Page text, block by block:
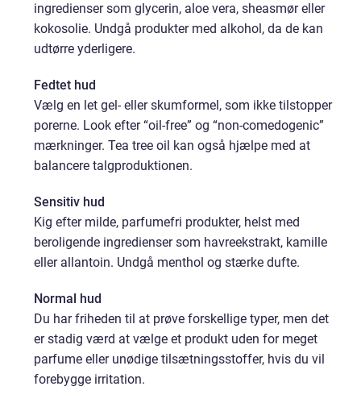
ingredienser som glycerin, aloe vera, sheasmør eller
kokosolie. Undgå produkter med alkohol, da de kan
udtørre yderligere.
Fedtet hud
Vælg en let gel- eller skumformel, som ikke tilstopper
porerne. Look efter “oil-free” og “non-comedogenic”
mærkninger. Tea tree oil kan også hjælpe med at
balancere talgproduktionen.
Sensitiv hud
Kig efter milde, parfumefri produkter, helst med
beroligende ingredienser som havreekstrakt, kamille
eller allantoin. Undgå menthol og stærke dufte.
Normal hud
Du har friheden til at prøve forskellige typer, men det
er stadig værd at vælge et produkt uden for meget
parfume eller unødige tilsætningsstoffer, hvis du vil
forebygge irritation.